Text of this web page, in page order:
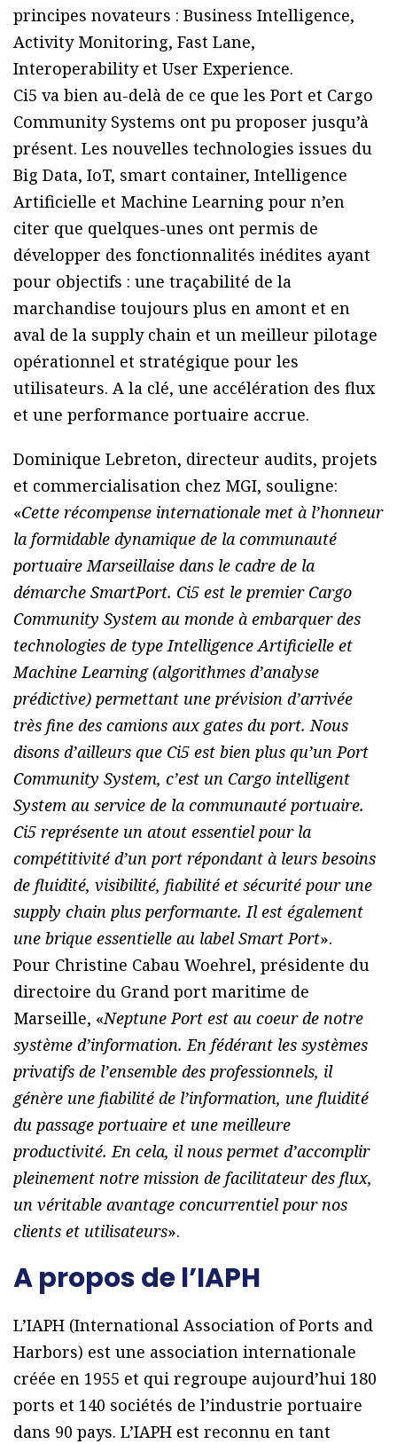
principes novateurs : Business Intelligence,
Activity Monitoring, Fast Lane,
Interoperability et User Experience.
Ci5 va bien au-delà de ce que les Port et Cargo
Community Systems ont pu proposer jusqu’à
présent. Les nouvelles technologies issues du
Big Data, IoT, smart container, Intelligence
Artificielle et Machine Learning pour n’en
citer que quelques-unes ont permis de
développer des fonctionnalités inédites ayant
pour objectifs : une traçabilité de la
marchandise toujours plus en amont et en
aval de la supply chain et un meilleur pilotage
opérationnel et stratégique pour les
utilisateurs. A la clé, une accélération des flux
et une performance portuaire accrue.
Dominique Lebreton, directeur audits, projets
et commercialisation chez MGI, souligne:
«Cette récompense internationale met à l’honneur
la formidable dynamique de la communauté
portuaire Marseillaise dans le cadre de la
démarche SmartPort. Ci5 est le premier Cargo
Community System au monde à embarquer des
technologies de type Intelligence Artificielle et
Machine Learning (algorithmes d’analyse
prédictive) permettant une prévision d’arrivée
très fine des camions aux gates du port. Nous
disons d’ailleurs que Ci5 est bien plus qu’un Port
Community System, c’est un Cargo intelligent
System au service de la communauté portuaire.
Ci5 représente un atout essentiel pour la
compétitivité d’un port répondant à leurs besoins
de fluidité, visibilité, fiabilité et sécurité pour une
supply chain plus performante. Il est également
une brique essentielle au label Smart Port».
Pour Christine Cabau Woehrel, présidente du
directoire du Grand port maritime de
Marseille, «Neptune Port est au coeur de notre
système d’information. En fédérant les systèmes
privatifs de l’ensemble des professionnels, il
génère une fiabilité de l’information, une fluidité
du passage portuaire et une meilleure
productivité. En cela, il nous permet d’accomplir
pleinement notre mission de facilitateur des flux,
un véritable avantage concurrentiel pour nos
clients et utilisateurs».
A propos de l’IAPH
L’IAPH (International Association of Ports and
Harbors) est une association internationale
créée en 1955 et qui regroupe aujourd’hui 180
ports et 140 sociétés de l’industrie portuaire
dans 90 pays. L’IAPH est reconnu en tant